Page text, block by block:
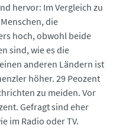
hervor: Im Vergleich zu
die
hoch, obwohl beide
sind, wie es die
anderen Ländern ist
höher. 29 Peozent
zu meiden. Vor
Gefragt sind eher
im Radio oder TV.